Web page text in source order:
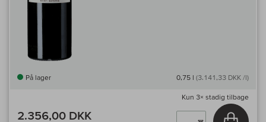
På lager 0,75 l (3.141,33 DKK /l)
Kun 3× stadig tilbage
2.356,00 DKK Læg i